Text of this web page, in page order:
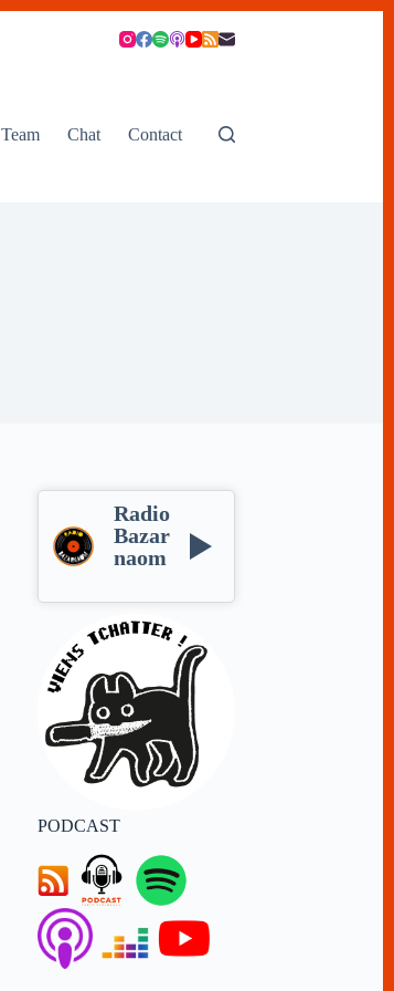
Team Chat Contact
Radio
Bazar
naom
PODCAST